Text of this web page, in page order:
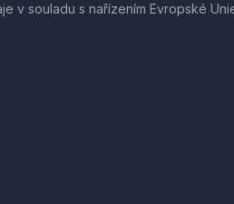
v souladu s nařízením Evropské